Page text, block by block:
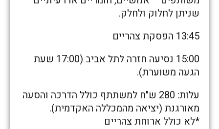
שניתן לחלוק ולחלק.
13:45 הפסקת צהריים
15:00 נסיעה חזרה לתל אביב (17:00 שעת
הגעה משוערת).
עלות: 280 ש"ח למשתתף כולל הדרכה והסעה
מאורגנת (יציאה מהמכללה האקדמית).
*לא כולל ארוחת צהריים